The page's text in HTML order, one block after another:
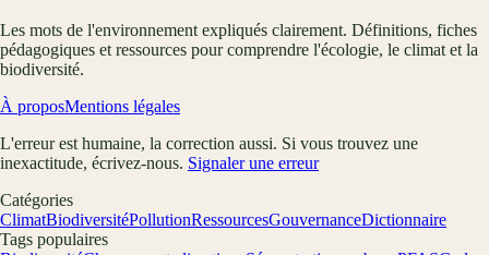
Les mots de l'environnement expliqués clairement. Définitions, fiches
pédagogiques et ressources pour comprendre l'écologie, le climat et la
biodiversité.
À proposMentions légales
L'erreur est humaine, la correction aussi. Si vous trouvez une
inexactitude, écrivez-nous. Signaler une erreur
Catégories
ClimatBiodiversitéPollutionRessourcesGouvernanceDictionnaire
Tags populaires